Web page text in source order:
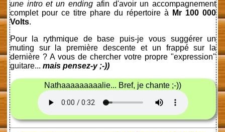
une intro et un ending afin d'avoir un accompagnement
complet pour ce titre phare du répertoire à
Mr 100 000
Volts.
Pour la rythmique de base puis-je vous suggérer un
muting sur la première descente et un frappé sur la
dernière ? A vous de chercher votre propre "expression"
guitare... mais pensez-y ;-))
Nathaaaaaaaaalie... Bref, je chante ;-))